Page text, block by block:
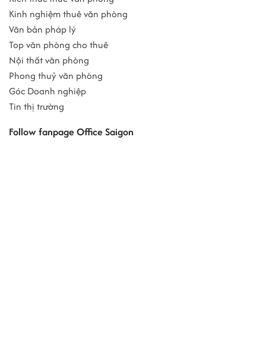
Kinh nghiệm thuê văn phòng
Văn bản pháp lý
Top văn phòng cho thuê
Nội thất văn phòng
Phong thuỷ văn phòng
Góc Doanh nghiệp
Tin thị trường
Follow fanpage Office Saigon